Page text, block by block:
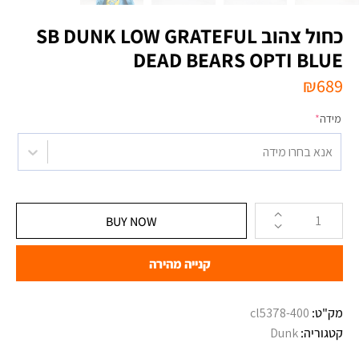
כחול צהוב SB DUNK LOW GRATEFUL
DEAD BEARS OPTI BLUE
₪689
מידה*
אנא בחרו מידה
BUY NOW
קנייה מהירה
מק"ט: cl5378-400
קטגוריה:Dunk